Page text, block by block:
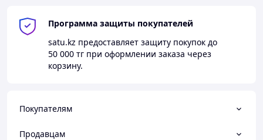
Программа защиты покупателей
satu.kz предоставляет защиту покупок до
50 000 тг при оформлении заказа через
корзину.
Покупателям
Продавцам